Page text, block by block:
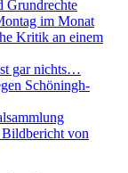
Grundrechte
im Monat
Kritik an einem
gar nichts…
Schöningh-
von